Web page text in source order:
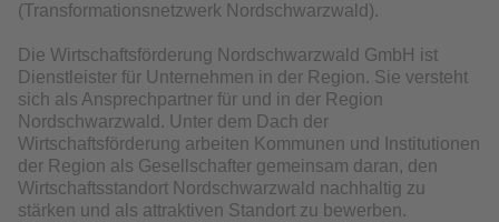
(Transformationsnetzwerk Nordschwarzwald).
Die Wirtschaftsförderung Nordschwarzwald GmbH ist
Dienstleister für Unternehmen in der Region. Sie versteht
sich als Ansprechpartner für und in der Region
Nordschwarzwald. Unter dem Dach der
Wirtschaftsförderung arbeiten Kommunen und Institutionen
der Region als Gesellschafter gemeinsam daran, den
Wirtschaftsstandort Nordschwarzwald nachhaltig zu
stärken und als attraktiven Standort zu bewerben.